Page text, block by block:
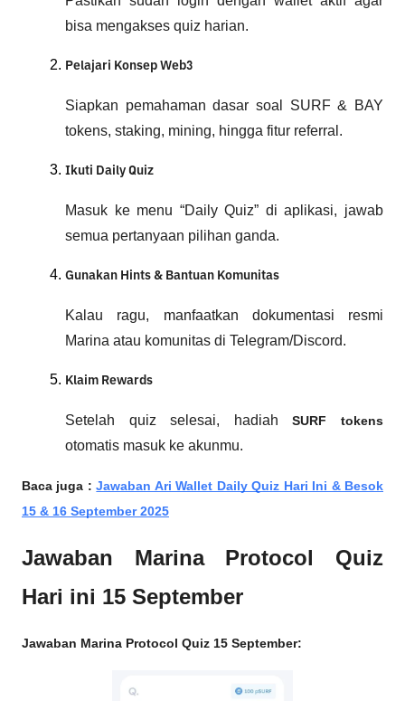
bisa mengakses quiz harian.
Pelajari Konsep Web3
Siapkan pemahaman dasar soal SURF & BAY
tokens, staking, mining, hingga fitur referral.
Ikuti Daily Quiz
Masuk ke menu “Daily Quiz” di aplikasi, jawab
semua pertanyaan pilihan ganda.
Gunakan Hints & Bantuan Komunitas
Kalau ragu, manfaatkan dokumentasi resmi
Marina atau komunitas di Telegram/Discord.
Klaim Rewards
Setelah quiz selesai, hadiahSURF tokens
otomatis masuk ke akunmu.
Baca juga :Jawaban Ari Wallet Daily Quiz Hari Ini & Besok
15 & 16 September 2025
Jawaban Marina Protocol Quiz
Hari ini 15 September
Jawaban Marina Protocol Quiz 15 September: